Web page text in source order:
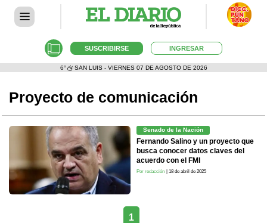
SUSCRIBIRSE INGRESAR
6° SAN LUIS - VIERNES 07 DE AGOSTO DE 2026
Proyecto de comunicación
Senado de la Nación
Fernando Salino y un proyecto que
busca conocer datos claves del
acuerdo con el FMI
Por redacción | 18 de abril de 2025
1